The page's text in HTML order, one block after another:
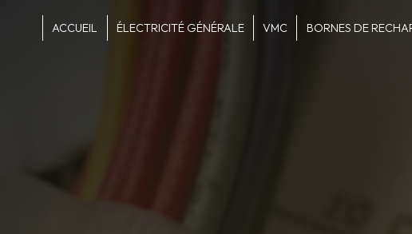
ACCUEIL ÉLECTRICITÉ GÉNÉRALE VMC BORNES DE